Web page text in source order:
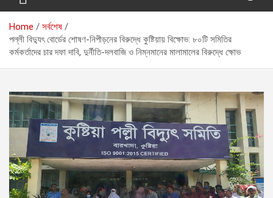
Home
সর্বশেষ
পল্লী বিদ্যুৎ বোর্ডের শোষণ-নিপীড়নের বিরুদ্ধে কুষ্টিয়ায় বিক্ষোভ: ৮০টি সমিতির
কর্মকর্তাদের চার দফা দাবি, দুর্নীতি-দলবাজি ও নিম্নমানের মালামালের বিরুদ্ধে ক্ষোভ